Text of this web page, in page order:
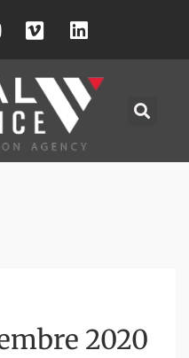
2020